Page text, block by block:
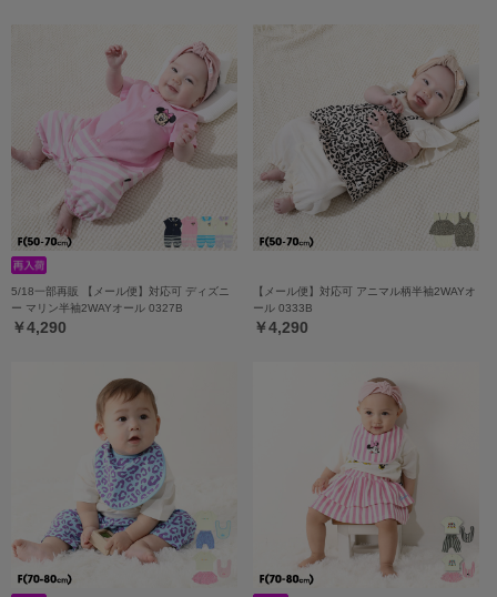
5/18一部再販 【メール便】対応可 ディズニ
ー マリン半袖2WAYオール 0327B
￥4,290
【メール便】対応可 アニマル柄半袖2WAYオ
ール 0333B
￥4,290